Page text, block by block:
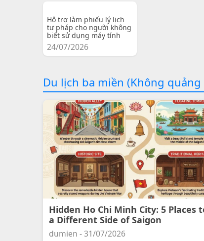
Hỗ trợ làm phiếu lý lịch
tư pháp cho người không
biết sử dụng máy tính
24/07/2026
Du lịch ba miền (Không
Hidden Ho Chi Minh City: 5 Places
a Different Side of Saigon
dumien - 31/07/2026